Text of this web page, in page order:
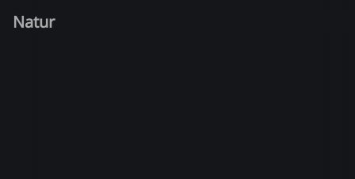
Natur